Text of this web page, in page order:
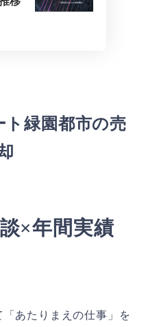
ト緑園都市の売
×年間実績
あたりまえの仕事」を